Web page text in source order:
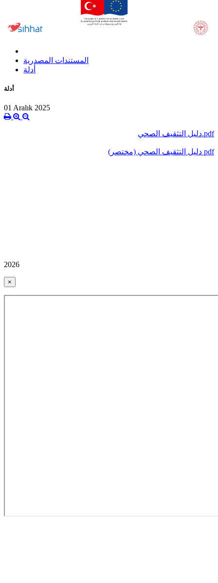
المستندات المصدرية
أدلة
أدلة
01 Aralık 2025
دليل التثقيف الصحي.pdf
دليل التثقيف الصحي (مختصر) pdf
2026
×